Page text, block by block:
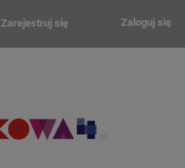
Zarejestruj się Zaloguj się